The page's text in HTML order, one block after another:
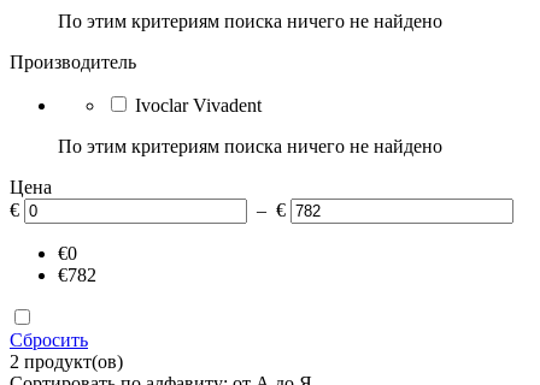
По этим критериям поиска ничего не найдено
Производитель
Ivoclar Vivadent
По этим критериям поиска ничего не найдено
Цена
€
– €
€0
€782
Сбросить
2 продукт(ов)